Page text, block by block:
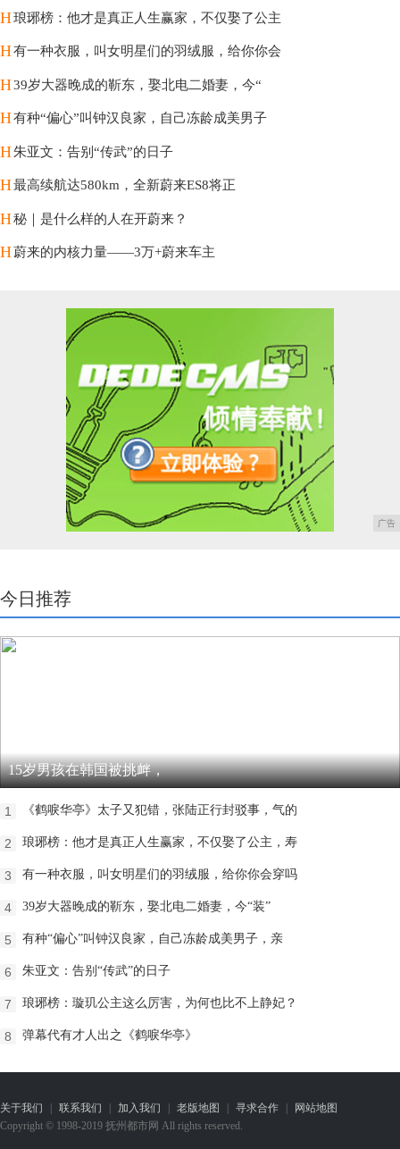
H琅琊榜：他才是真正人生赢家，不仅娶了公主
H有一种衣服，叫女明星们的羽绒服，给你你会
H39岁大器晚成的靳东，娶北电二婚妻，今“
H有种“偏心”叫钟汉良家，自己冻龄成美男子
H朱亚文：告别“传武”的日子
H最高续航达580km，全新蔚来ES8将正
H秘｜是什么样的人在开蔚来？
H蔚来的内核力量——3万+蔚来车主
广告
今日推荐
15岁男孩在韩国被挑衅，
1 《鹤唳华亭》太子又犯错，张陆正行封驳事，气的
2 琅琊榜：他才是真正人生赢家，不仅娶了公主，寿
3 有一种衣服，叫女明星们的羽绒服，给你你会穿吗
4 39岁大器晚成的靳东，娶北电二婚妻，今“装”
5 有种“偏心”叫钟汉良家，自己冻龄成美男子，亲
6 朱亚文：告别“传武”的日子
7 琅琊榜：璇玑公主这么厉害，为何也比不上静妃？
8 弹幕代有才人出之《鹤唳华亭》
关于我们 | 联系我们 | 加入我们 | 老版地图 | 寻求合作 |
网站地图
Copyright © 1998-2019 抚州都市网 All rights reserved.